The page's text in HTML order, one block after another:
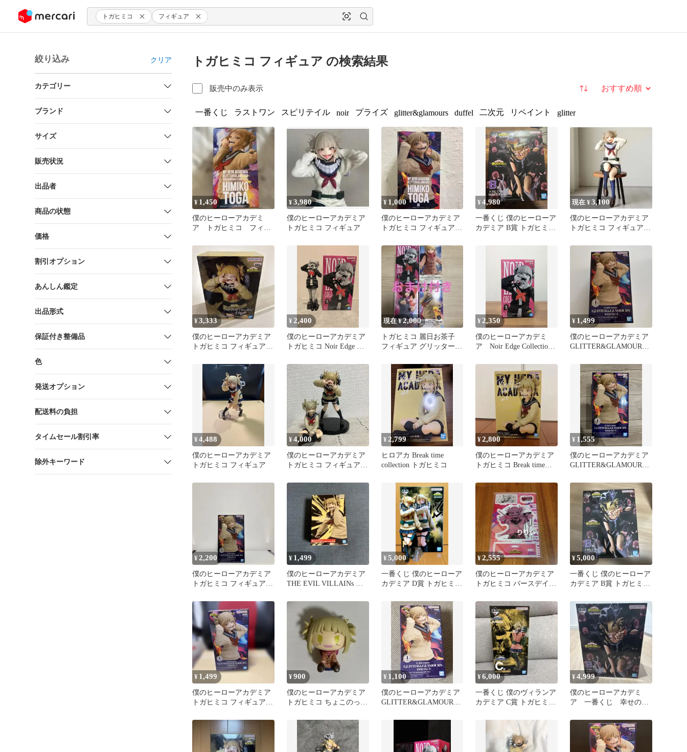
ツにスキップ トガヒミコ フィギュア
絞り込み クリア
カテゴリー
ブランド
サイズ
販売状況
出品者
商品の状態
価格
割引オプション
あんしん鑑定
出品形式
保証付き整備品
色
発送オプション
配送料の負担
タイムセール割引率
除外キーワード
トガヒミコ フィギュア の検索結果
販売中のみ表示 並び替え
一番くじ ラストワン スピリテイル noir プライズ glitter&glamours duffel 二次元 リペイント glitter
¥ 1,450
僕のヒーローアカデミ
ア トガヒミコ フィギ
¥3,980
僕のヒーローアカデミア
トガヒミコ フィギュア
¥ 1,000
僕のヒーローアカデミア
トガヒミコ フィギュア
¥4,980
一番くじ 僕のヒーローア
カデミア B賞 トガヒミコ
現在 ¥3,100
僕のヒーローアカデミア
トガヒミコ フィギュア
¥3,333
僕のヒーローアカデミア
トガヒミコ フィギュア
¥ 2,400
僕のヒーローアカデミア
トガヒミコ Noir Edge フ
現在 ¥2,000
トガヒミコ 麗日お茶子
フィギュア グリッターグ
¥ 2,350
僕のヒーローアカデミ
ア Noir Edge Collection
¥ 1,499
僕のヒーローアカデミア
GLITTER&GLAMOURS
¥4,488
僕のヒーローアカデミア
トガヒミコ フィギュア
¥4,000
僕のヒーローアカデミア
トガヒミコ フィギュア 2
¥ 2,799
ヒロアカ Break time
collection トガヒミコ
¥2,800
僕のヒーローアカデミア
トガヒミコ Break time
¥ 1,555
僕のヒーローアカデミア
GLITTER&GLAMOURS
¥2,200
僕のヒーローアカデミア
トガヒミコ フィギュア
¥ 1,499
僕のヒーローアカデミア
THE EVIL VILLAINs ト
¥5,000
一番くじ 僕のヒーローア
カデミア D賞 トガヒミコ
¥2,555
僕のヒーローアカデミア
トガヒミコ バースデイ
ア
¥5,000
一番くじ 僕のヒーローア
カデミア B賞 トガヒミコ
¥ 1,499
僕のヒーローアカデミア
トガヒミコ フィギュア
¥900
僕のヒーローアカデミア
トガヒミコ ちょこのっこ
¥ 1,100
僕のヒーローアカデミア
GLITTER&GLAMOURS
¥6,000
一番くじ 僕のヴィランア
カデミア C賞 トガヒミコ
¥4,999
僕のヒーローアカデミ
ア 一番くじ 幸せの上
ィギュア